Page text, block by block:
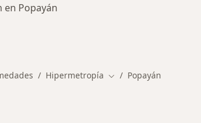
en Popayán
Hipermetropía Cambiar de ciudad
Popayán